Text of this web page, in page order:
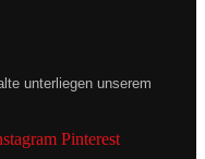
unterliegen unserem
Pinterest